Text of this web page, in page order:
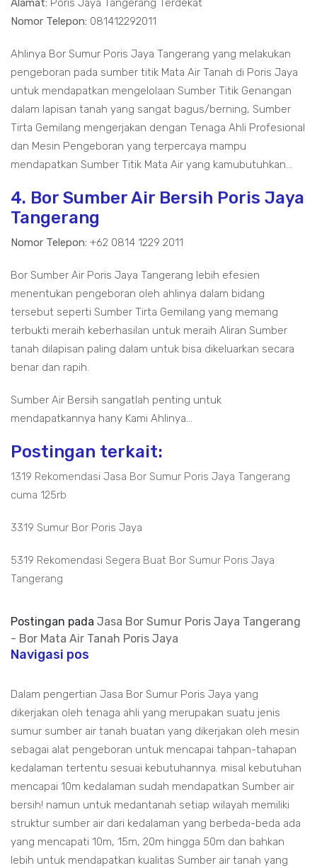
Alamat: Poris Jaya Tangerang Terdekat
Nomor Telepon: 081412292011
Ahlinya Bor Sumur Poris Jaya Tangerang yang melakukan
pengeboran pada sumber titik Mata Air Tanah di Poris Jaya
untuk mendapatkan mengelolaan Sumber Titik Genangan
dalam lapisan tanah yang sangat bagus/berning, Sumber
Tirta Gemilang mengerjakan dengan Tenaga Ahli Profesional
dan Mesin Pengeboran yang terpercaya mampu
mendapatkan Sumber Titik Mata Air yang kamubutuhkan...
4. Bor Sumber Air Bersih Poris Jaya
Tangerang
Nomor Telepon: +62 0814 1229 2011
Bor Sumber Air Poris Jaya Tangerang lebih efesien
menentukan pengeboran oleh ahlinya dalam bidang
tersebut seperti Sumber Tirta Gemilang yang memang
terbukti meraih keberhasilan untuk meraih Aliran Sumber
tanah dilapisan paling dalam untuk bisa dikeluarkan secara
benar dan rapih.
Sumber Air Bersih sangatlah penting untuk
mendapatkannya hany Kami Ahlinya...
Postingan terkait:
1319 Rekomendasi Jasa Bor Sumur Poris Jaya Tangerang
cuma 125rb
3319 Sumur Bor Poris Jaya
5319 Rekomendasi Segera Buat Bor Sumur Poris Jaya
Tangerang
Postingan pada Jasa Bor Sumur Poris Jaya Tangerang
- Bor Mata Air Tanah Poris Jaya
Navigasi pos
Dalam pengertian Jasa Bor Sumur Poris Jaya yang
dikerjakan oleh tenaga ahli yang merupakan suatu jenis
sumur sumber air tanah buatan yang dikerjakan oleh mesin
sebagai alat pengeboran untuk mencapai tahpan-tahapan
kedalaman tertentu sesuai kebutuhannya. misal kebutuhan
mencapai 10m kedalaman sudah mendapatkan Sumber air
bersih! namun untuk medantanah setiap wilayah memiliki
struktur sumber air dari kedalaman yang berbeda-beda ada
yang mencapati 10m, 15m, 20m hingga 50m dan bahkan
lebih untuk mendapatkan kualitas Sumber air tanah yang